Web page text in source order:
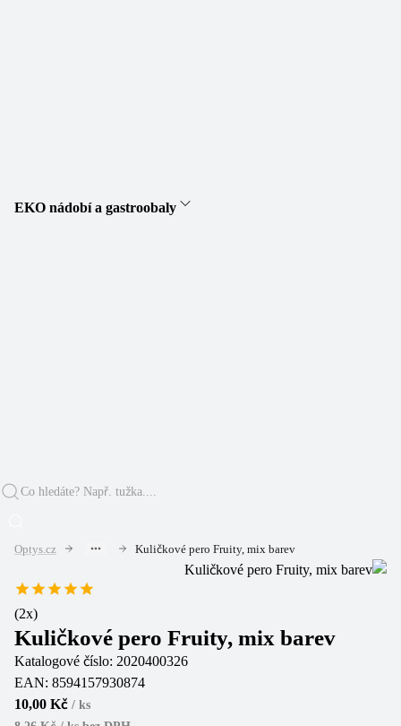
EKO nádobí a gastroobaly
Optys.cz Kuličkové pero Fruity, mix barev
(2x)
Kuličkové pero Fruity, mix barev
Katalogové číslo: 2020400326
EAN: 8594157930874
10,00 Kč / ks